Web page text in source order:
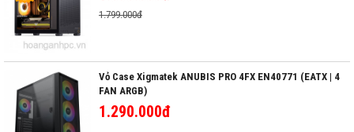
1.799.000đ
Vỏ Case Xigmatek ANUBIS PRO 4FX EN40771 (EATX | 4
FAN ARGB)
1.290.000đ